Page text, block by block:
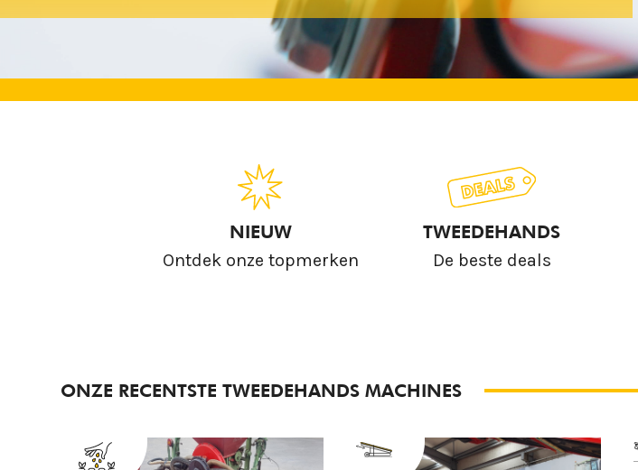
NIEUW
Ontdek onze topmerken
TWEEDEHANDS
De beste deals
ONZE RECENTSTE TWEEDEHANDS MACHINES